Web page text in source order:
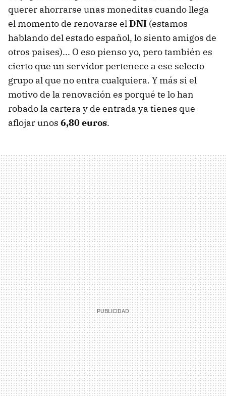
querer ahorrarse unas moneditas cuando llega
el momento de renovarse elDNI (estamos
hablando del estado español, lo siento amigos de
otros paises)... O eso pienso yo, pero también es
cierto que un servidor pertenece a ese selecto
grupo al que no entra cualquiera. Y más si el
motivo de la renovación es porqué te lo han
robado la cartera y de entrada ya tienes que
aflojar unos 6,80 euros.